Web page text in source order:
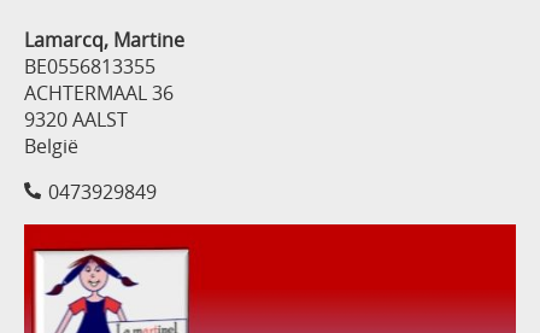
Lamarcq, Martine
BE0556813355
ACHTERMAAL 36
9320 AALST
België
0473929849